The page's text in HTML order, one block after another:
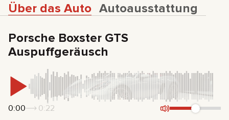
Über das Auto Autoausstattung
Porsche Boxster GTS
Auspuffgeräusch
0:00 0:22